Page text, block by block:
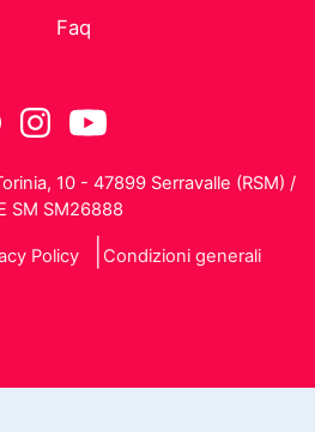
Faq
10 - 47899 Serravalle (RSM) /
SM SM26888
Policy Condizioni generali